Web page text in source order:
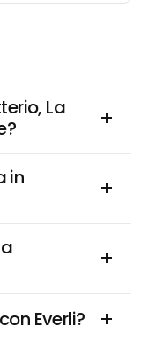
La
in
Everli?